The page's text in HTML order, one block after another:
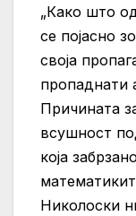
„Како што
се појасно
своја
пропаднати
Причината
всушност
која
Николоски